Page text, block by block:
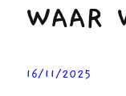
WAAR
16/11/2025